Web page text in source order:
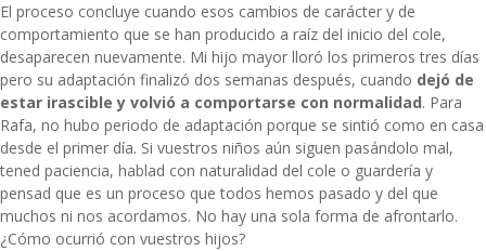
El proceso concluye cuando esos cambios de carácter y de
comportamiento que se han producido a raíz del inicio del cole,
desaparecen nuevamente. Mi hijo mayor lloró los primeros tres días
pero su adaptación finalizó dos semanas después, cuando dejó de
estar irascible y volvió a comportarse con normalidad. Para
Rafa, no hubo periodo de adaptación porque se sintió como en casa
desde el primer día. Si vuestros niños aún siguen pasándolo mal,
tened paciencia, hablad con naturalidad del cole o guardería y
pensad que es un proceso que todos hemos pasado y del que
muchos ni nos acordamos. No hay una sola forma de afrontarlo.
¿Cómo ocurrió con vuestros hijos?